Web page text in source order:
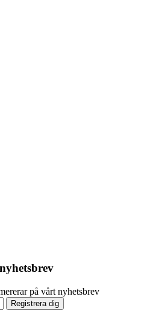
på vårt nyhetsbrev
Registrera dig